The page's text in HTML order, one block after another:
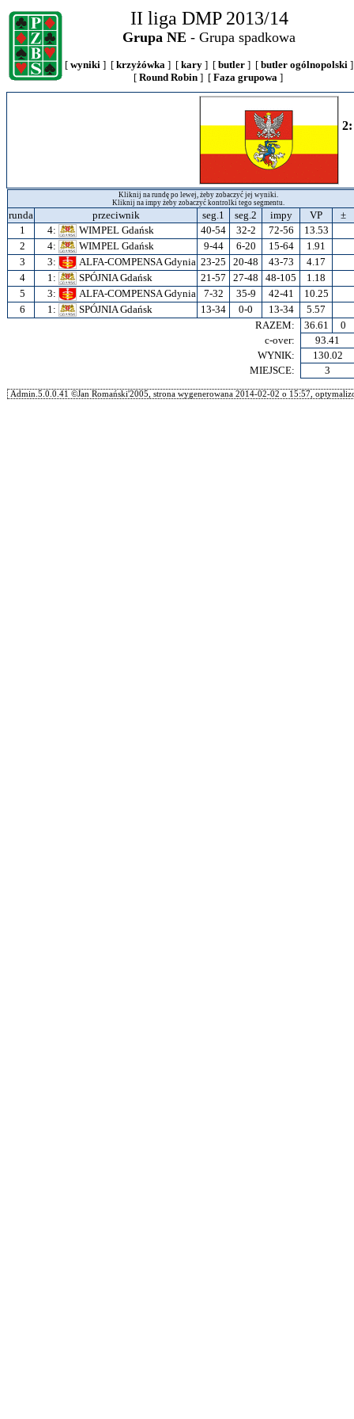
II liga DMP 2013/14
Grupa NE - Grupa spadkowa
[ wyniki ] [ krzyżówka ] [ kary ] [ butler ] [ butler ogólnopolski ]
[Round Robin ] [Faza grupowa ]
Kliknij na rundę po lewej, żeby zobaczyć jej wyniki.
Kliknij na impy żeby zobaczyć kontrolki tego segmentu.
runda przeciwnik seg.1 seg.2 impy VP
±
1
4: WIMPEL Gdańsk 40-54 32-2 72-56
13.53
2
4: WIMPEL Gdańsk 9-44 6-20 15-64
1.91
3
3: ALFA-COMPENSA Gdynia 23-25 20-48 43-73
4.17
4
1: SPÓJNIA Gdańsk 21-57 27-48 48-105
1.18
5
3: ALFA-COMPENSA Gdynia 7-32 35-9 42-41
10.25
6
1: SPÓJNIA Gdańsk 13-34 0-0 13-34
5.57
RAZEM:
36.61
0
c-over:
93.41
WYNIK:
130.02
MIEJSCE:
3
Admin.5.0.0.41 ©Jan Romański'2005, strona wygenerowana 2014-02-02 o 15:57,